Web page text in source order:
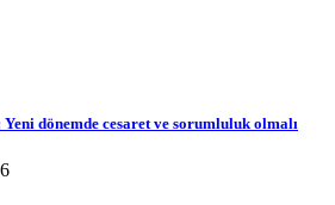
Yeni dönemde cesaret ve sorumluluk olmalı